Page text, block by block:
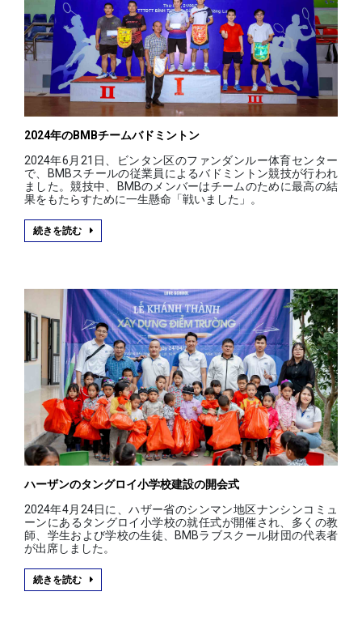
2024年のBMBチームバドミントン
2024年6月21日、ビンタン区のファンダンルー体育センター
で、BMBスチールの従業員によるバドミントン競技が行われ
ました。競技中、BMBのメンバーはチームのために最高の結
果をもたらすために一生懸命「戦いました」。
続きを読む
ハーザンのタングロイ小学校建設の開会式
2024年4月24日に、ハザー省のシンマン地区ナンシンコミュ
ーンにあるタングロイ小学校の就任式が開催され、多くの教
師、学生および学校の生徒、BMBラブスクール財団の代表者
が出席しました。
続きを読む